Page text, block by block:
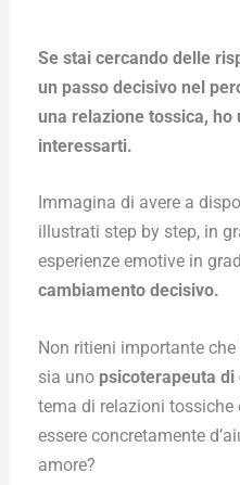
Se stai cercando delle
un passo decisivo nel
una relazione tossica, ho
interessarti.
Immagina di avere a
illustrati step by step, in
esperienze emotive in
cambiamento decisivo.
Non ritieni importante
sia uno psicoterapeuta
tema di relazioni
essere concretamente
amore?